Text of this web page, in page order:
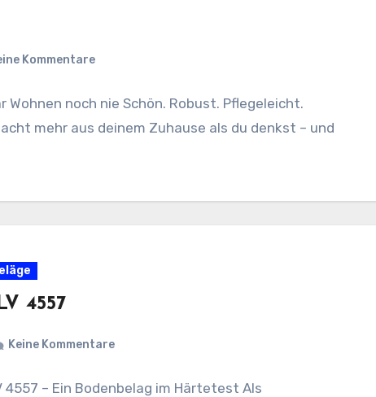
Kommentare
Wohnen noch nie Schön. Robust. Pflegeleicht.
mehr aus deinem Zuhause als du denkst – und
4557
Keine Kommentare
4557 – Ein Bodenbelag im Härtetest Als